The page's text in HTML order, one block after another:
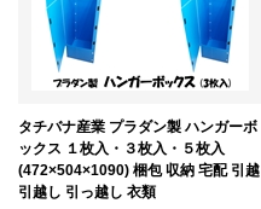
タチバナ産業 プラダン製 ハンガーボ
ックス １枚入・３枚入・５枚入
(472×504×1090) 梱包 収納 宅配 引越
引越し 引っ越し 衣類